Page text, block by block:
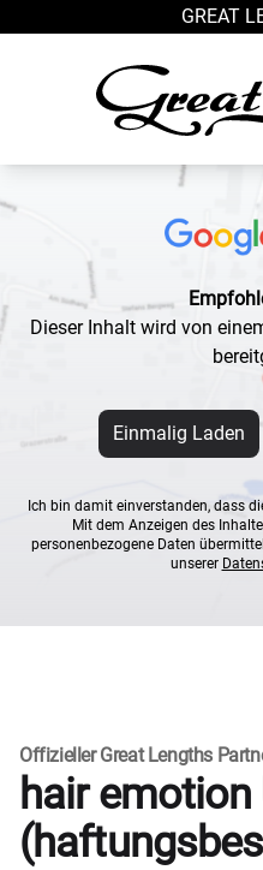
GREAT
Dieser Inhalt wird von
Einmalig Laden
Ich bin damit einverstanden, dass
Mit dem Anzeigen des
personenbezogene Daten
unserer
Offizieller Great Lengths
hair emotion